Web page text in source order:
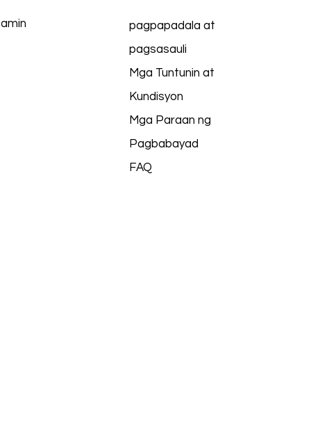
pagpapadala at
pagsasauli
Mga Tuntunin at
Kundisyon
Mga Paraan ng
Pagbabayad
FAQ